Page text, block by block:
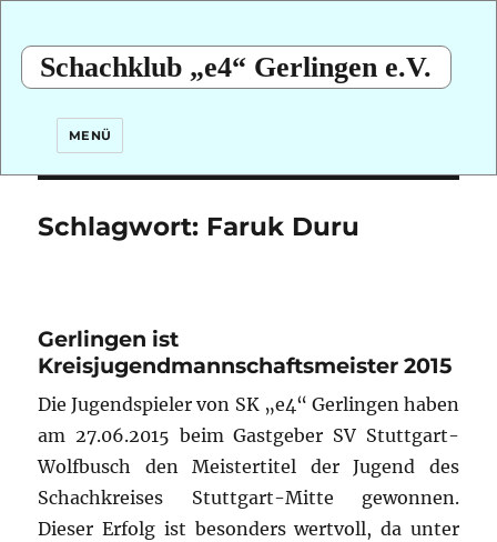
Schachklub „e4“ Gerlingen e.V.
MENÜ
Schlagwort: Faruk Duru
Gerlingen ist
Kreisjugendmannschaftsmeister 2015
Die Jugendspieler von SK „e4“ Gerlingen haben
am 27.06.2015 beim Gastgeber SV Stuttgart-
Wolfbusch den Meistertitel der Jugend des
Schachkreises Stuttgart-Mitte gewonnen.
Dieser Erfolg ist besonders wertvoll, da unter